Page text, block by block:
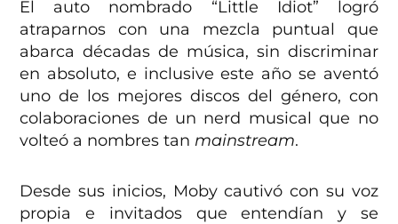
El auto nombrado “Little Idiot” logró
atraparnos con una mezcla puntual que
abarca décadas de música, sin discriminar
en absoluto, e inclusive este año se aventó
uno de los mejores discos del género, con
colaboraciones de un nerd musical que no
volteó a nombres tan mainstream.
Desde sus inicios, Moby cautivó con su voz
propia e invitados que entendían y se